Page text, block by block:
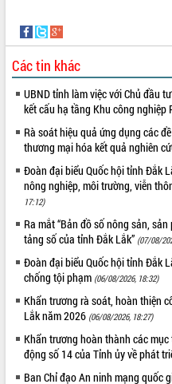
Quy hoạch và Xúc tiến đầu tư tỉnh Đắk
Lắk
Khơi thông điểm nghẽn, đẩy nhanh
giải ngân vốn khắc phục thiên tai
HĐND tỉnh thông qua điều chỉnh Quy
hoạch tỉnh thời kỳ 2021-2030
Hội thảo góp ý hồ sơ điều chỉnh quy
hoạch tỉnh Đắk Lắk thời kỳ 2021-2030,
tầm nhìn đến năm 2050
Nâng cao hiệu quả hoạt động của các
doanh nghiệp nhà nước
Hội nghị triển khai kết nối mạng
truyền số liệu chuyên dùng phục vụ cơ
quan Đảng, Nhà nước
Lễ phát động chuỗi hoạt động chung
tay làm sạch môi trường
Xã Ea Kar bước chuyển mình trong
công tác cải cách hành chính mô hình
mới
UBND tỉnh họp báo định kỳ tháng 4
năm 2026
Các tin khác
UBND tỉnh làm việc với Chủ đầu
kết cấu hạ tầng Khu công nghiệp
Rà soát hiệu quả ứng dụng các
thương mại hóa kết quả nghiên
Đoàn đại biểu Quốc hội tỉnh Đắk
nông nghiệp, môi trường, viễn
17:12)
Ra mắt “Bản đồ số nông sản,
tảng số của tỉnh Đắk Lắk” (07/08/
Đoàn đại biểu Quốc hội tỉnh Đắk
chống tội phạm (06/08/2026, 18:32)
Khẩn trương rà soát, hoàn thiện
Lắk năm 2026 (06/08/2026, 18:27)
Khẩn trương hoàn thành các
động số 14 của Tỉnh ủy về phát
Ban Chỉ đạo An ninh mạng quốc